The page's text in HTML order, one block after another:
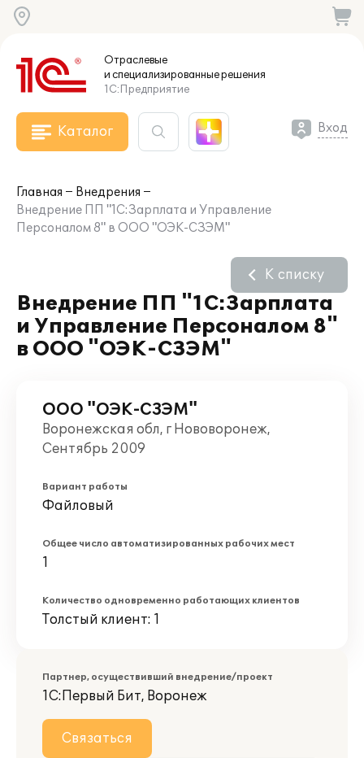
Отраслевые
и специализированныерешения
1С:Предприятие
Каталог Вход
Главная
Внедрения
Внедрение ПП "1С:Зарплата и Управление
Персоналом 8" в ООО "ОЭК-CЗЭМ"
Внедрение ПП "1С:Зарплата
и Управление Персоналом 8"
в ООО "ОЭК-CЗЭМ"
К списку
ООО "ОЭК-CЗЭМ"
Воронежская обл, г Нововоронеж,
Сентябрь 2009
Вариант работы
Файловый
Общее число автоматизированных рабочих мест
1
Количество одновременно работающих клиентов
Толстый клиент: 1
Партнер, осуществивший внедрение/проект
1С:Первый Бит, Воронеж
Связаться